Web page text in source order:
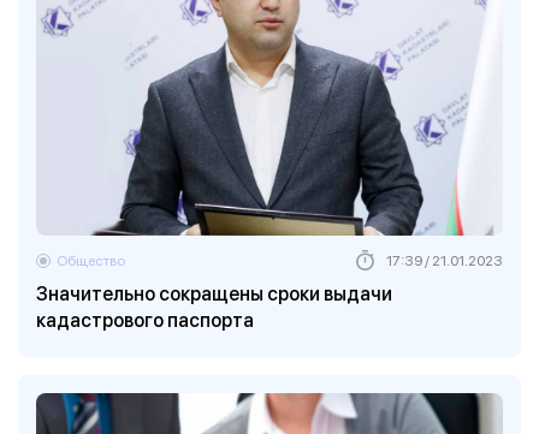
Значительно сокращены сроки выдачи
кадастрового паспорта
Общество 17:39 / 21.01.2023